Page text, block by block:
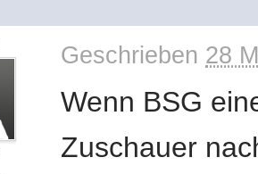
Geschrieben 28
Wenn BSG
Zuschauer